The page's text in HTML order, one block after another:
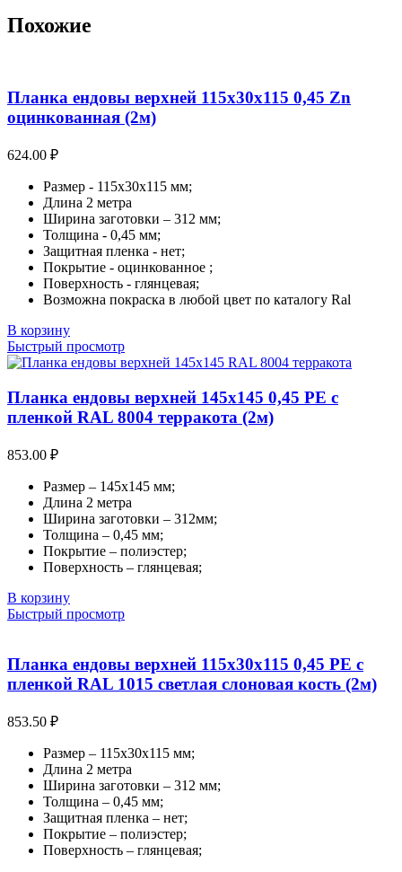
Похожие
Планка ендовы верхней 115х30х115 0,45 Zn
оцинкованная (2м)
624.00 ₽
Размер - 115х30х115 мм;
Длина 2 метра
Ширина заготовки – 312 мм;
Толщина - 0,45 мм;
Защитная пленка - нет;
Покрытие - оцинкованное ;
Поверхность - глянцевая;
Возможна покраска в любой цвет по каталогу Ral
В корзину
Быстрый просмотр
Планка ендовы верхней 145х145 0,45 PE с
пленкой RAL 8004 терракота (2м)
853.00 ₽
Размер – 145х145 мм;
Длина 2 метра
Ширина заготовки – 312мм;
Толщина – 0,45 мм;
Покрытие – полиэстер;
Поверхность – глянцевая;
В корзину
Быстрый просмотр
Планка ендовы верхней 115х30х115 0,45 PE с
пленкой RAL 1015 светлая слоновая кость (2м)
853.50 ₽
Размер – 115х30х115 мм;
Длина 2 метра
Ширина заготовки – 312 мм;
Толщина – 0,45 мм;
Защитная пленка – нет;
Покрытие – полиэстер;
Поверхность – глянцевая;